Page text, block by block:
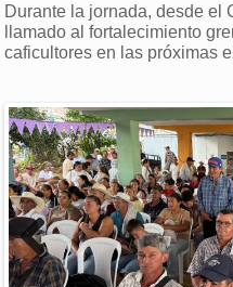
Durante la jornada, desde el
llamado al fortalecimiento
caficultores en las próximas
Previous